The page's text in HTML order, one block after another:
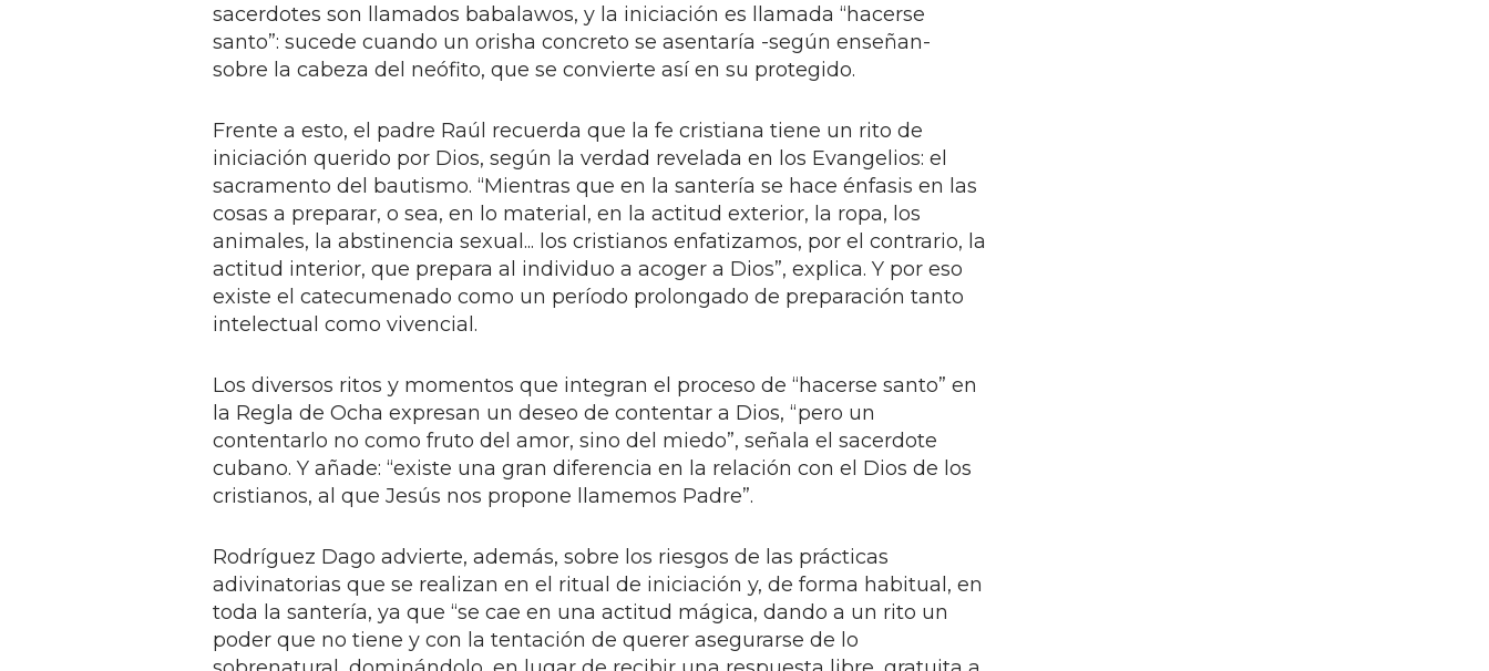
sacerdotes son llamados babalawos, y la iniciación es llamada “hacerse
santo”: sucede cuando un orisha concreto se asentaría -según enseñan-
sobre la cabeza del neófito, que se convierte así en su protegido.
Frente a esto, el padre Raúl recuerda que la fe cristiana tiene un rito de
iniciación querido por Dios, según la verdad revelada en los Evangelios: el
sacramento del bautismo. “Mientras que en la santería se hace énfasis en las
cosas a preparar, o sea, en lo material, en la actitud exterior, la ropa, los
animales, la abstinencia sexual... los cristianos enfatizamos, por el contrario, la
actitud interior, que prepara al individuo a acoger a Dios”, explica. Y por eso
existe el catecumenado como un período prolongado de preparación tanto
intelectual como vivencial.
Los diversos ritos y momentos que integran el proceso de “hacerse santo” en
la Regla de Ocha expresan un deseo de contentar a Dios, “pero un
contentarlo no como fruto del amor, sino del miedo”, señala el sacerdote
cubano. Y añade: “existe una gran diferencia en la relación con el Dios de los
cristianos, al que Jesús nos propone llamemos Padre”.
Rodríguez Dago advierte, además, sobre los riesgos de las prácticas
adivinatorias que se realizan en el ritual de iniciación y, de forma habitual, en
toda la santería, ya que “se cae en una actitud mágica, dando a un rito un
poder que no tiene y con la tentación de querer asegurarse de lo